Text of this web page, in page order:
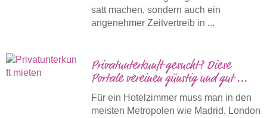
satt machen, sondern auch ein
angenehmer Zeitvertreib in ...
Privatunterkunft gesucht? Diese
Portale vereinen günstig und gut ...
Für ein Hotelzimmer muss man in den
meisten Metropolen wie Madrid, London